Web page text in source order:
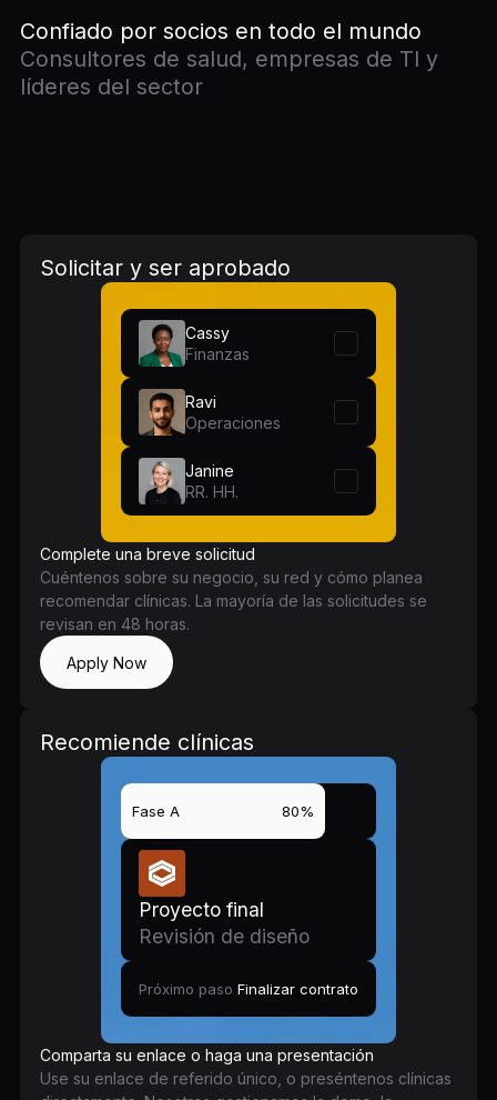
Confiado por socios en todo el mundo
Consultores de salud, empresas de TI y
líderes del sector
Solicitar y ser aprobado
Cassy
Finanzas
Ravi
Operaciones
Janine
RR. HH.
Complete una breve solicitud
Cuéntenos sobre su negocio, su red y cómo planea
recomendar clínicas. La mayoría de las solicitudes se
revisan en 48 horas.
Apply Now
Recomiende clínicas
Fase A 80%
Proyecto final
Revisión de diseño
Próximo paso Finalizar contrato
Comparta su enlace o haga una presentación
Use su enlace de referido único, o preséntenos clínicas